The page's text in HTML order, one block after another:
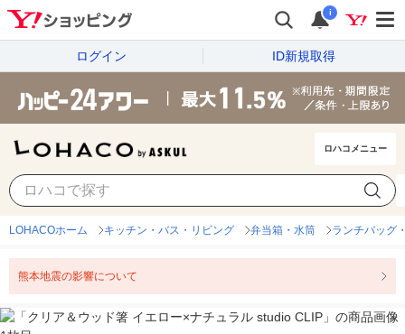
i
ログイン ID新規取得
ロハコメニュー
LOHACOホーム キッチン・バス・リビング 弁当箱・水筒 ランチバッグ
熊本地震の影響について